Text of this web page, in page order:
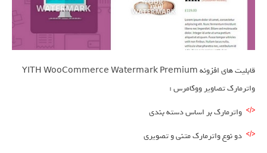
قابلیت های افزونه YITH WooCommerce Watermark Premium
واترمارک تصاویر ووکامرس :
واترمارک بر اساس دسته بندی
دو نوع واترمارک متنی و تصویری